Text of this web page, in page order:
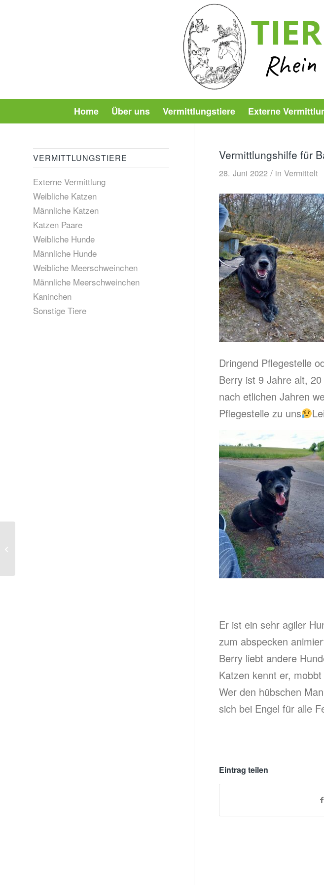
Home Über uns Vermittlungstiere Externe
Vermittlungshilfe für
28. Juni 2022 / in Vermittelt
Dringend Pflegestelle
Berry ist 9 Jahre alt,
nach etlichen Jahren
Pflegestelle zu uns
Er ist ein sehr agiler
zum abspecken
Berry liebt andere
Katzen kennt er,
Wer den hübschen
sich bei Engel für alle
Eintrag teilen
VERMITTLUNGSTIERE
Externe Vermittlung
Weibliche Katzen
Männliche Katzen
Katzen Paare
Weibliche Hunde
Männliche Hunde
Weibliche Meerschweinchen
Männliche Meerschweinchen
Kaninchen
Sonstige Tiere